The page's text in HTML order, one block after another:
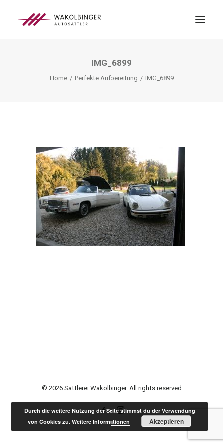
LEISTUNGEN
SEARCH
IMG_6899
Home Perfekte Aufbereitung IMG_6899
© 2026 Sattlerei Wakolbinger. All rights reserved
Durch die weitere Nutzung der Seite stimmst du der Verwendung
von Cookies zu.Weitere Informationen Akzeptieren